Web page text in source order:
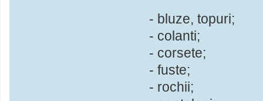
- bluze, topuri;
- colanti;
- corsete;
- fuste;
- rochii;